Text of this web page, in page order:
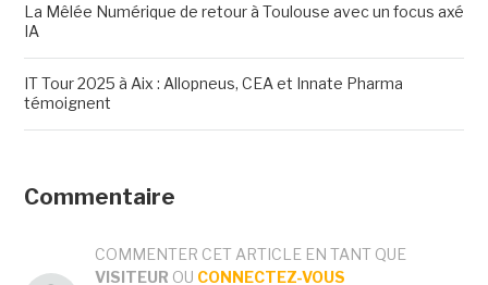
La Mêlée Numérique de retour à Toulouse avec un focus axé
IA
IT Tour 2025 à Aix : Allopneus, CEA et Innate Pharma
témoignent
Commentaire
COMMENTER CET ARTICLE EN TANT QUE
VISITEUR OU CONNECTEZ-VOUS